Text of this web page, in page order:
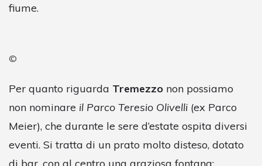
fiume.
©
Per quanto riguarda Tremezzo non possiamo
non nominare il Parco Teresio Olivelli (ex Parco
Meier), che durante le sere d’estate ospita diversi
eventi. Si tratta di un prato molto disteso, dotato
di bar, con al centro una graziosa fontana;